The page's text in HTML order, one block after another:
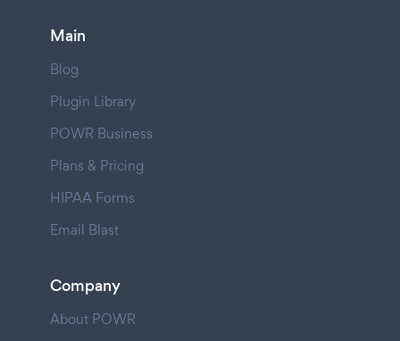
Main
Blog
Plugin Library
POWR Business
Plans & Pricing
HIPAA Forms
Email Blast
Company
About POWR